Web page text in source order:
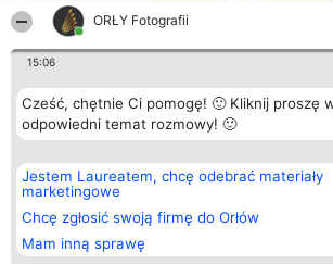
ORŁY Fotografii
15:06
Cześć, chętnie Ci pomogę! 🙂 Kliknij proszę
odpowiedni temat rozmowy! 🙂
Jestem Laureatem, chcę odebrać materiały
marketingowe
Chcę zgłosić swoją firmę do Orłów
Mam inną sprawę
Organizator plebiscytu
Bright Side Solutions sp. z o.
o. sp. k.
ul. Ruska 22
Wrocław 50-079
KRS 0000749100 | Regon
381313360 | NIP 8943132676
Plebiscyt
Laureaci
wszystkich
Laureatów
Regulamin